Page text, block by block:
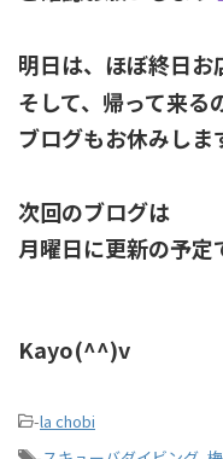
明日は、ほぼ終日
そして、帰って来る
ブログもお休みしま
次回のブログは
月曜日に更新の予定
Kayo(^^)v
-la chobi